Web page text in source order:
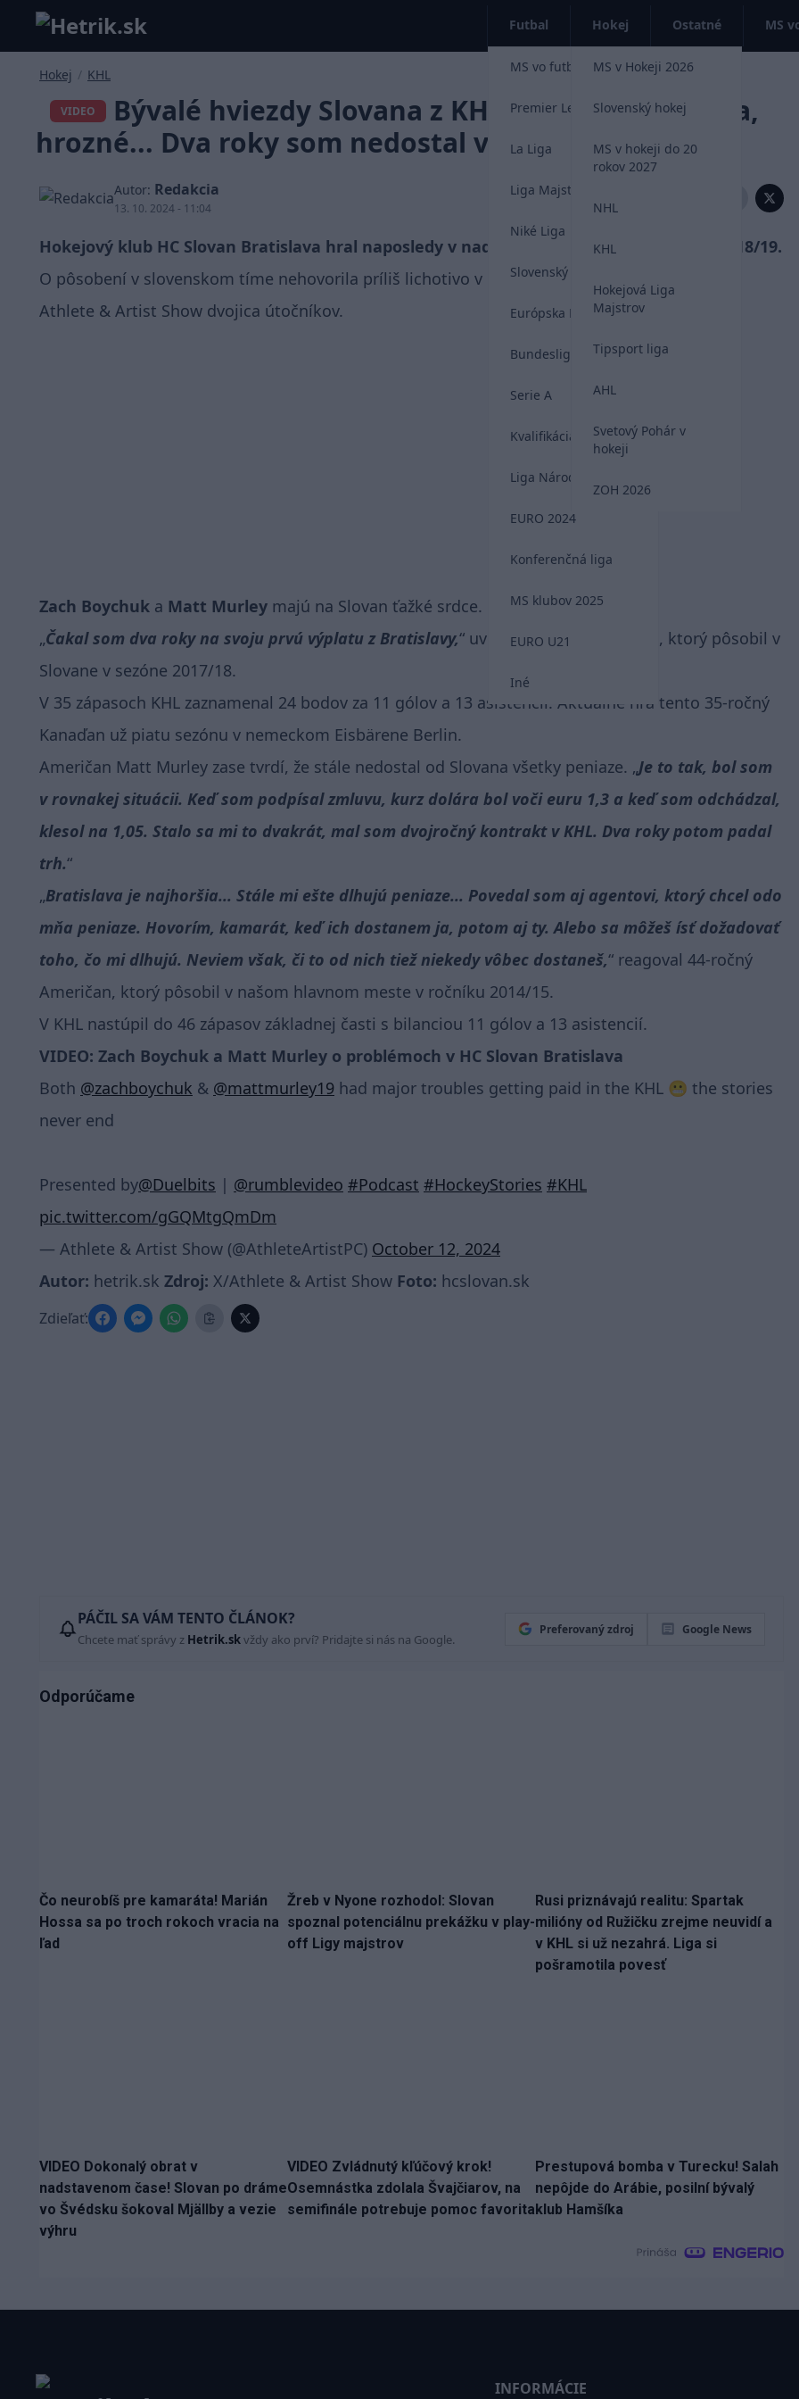
Futbal
MS vo futbale 2026
Premier League
La Liga
Liga Majstrov
Niké Liga
Slovenský futbal
Európska Liga
Bundesliga
Serie A
Kvalifikácia MS 2026
Liga Národov
EURO 2024
Konferenčná liga
MS klubov 2025
EURO U21
Iné
Hokej
MS v Hokeji 2026
Slovenský hokej
MS v hokeji do 20
rokov 2027
NHL
KHL
Hokejová Liga
Majstrov
Tipsport liga
AHL
Svetový Pohár v
hokeji
ZOH 2026
Ostatné MS
Hokej / KHL
VIDEO
Bývalé hviezdy Slovana z KHL šokujú: Bratislava,
hrozné... Dva roky som nedostal výplatu
Autor: Redakcia
13. 10. 2024 - 11:04
Zdieľať:
Hokejový klub HC Slovan Bratislava hral naposledy v nadnárodnej KHL ešte v sezóne 2018/19.
O pôsobení v slovenskom tíme nehovorila príliš lichotivo v najnovšom zámorskom podcaste
Athlete & Artist Show dvojica útočníkov.
Zach Boychuk a Matt Murley majú na Slovan ťažké srdce.
Čakal som dva roky na svoju prvú výplatu z Bratislavy, uviedol na úvod Boychuk, ktorý pôsobil v
Slovane v sezóne 2017/18.
V 35 zápasoch KHL zaznamenal 24 bodov za 11 gólov a 13 asistencií. Aktuálne hrá tento 35-ročný
Kanaďan už piatu sezónu v nemeckom Eisbärene Berlin.
Američan Matt Murley zase tvrdí, že stále nedostal od Slovana všetky peniaze. Je to tak, bol som
v rovnakej situácii. Keď som podpísal zmluvu, kurz dolára bol voči euru 1,3 a keď som odchádzal,
klesol na 1,05. Stalo sa mi to dvakrát, mal som dvojročný kontrakt v KHL. Dva roky potom padal
trh.
Bratislava je najhoršia... Stále mi ešte dlhujú peniaze... Povedal som aj agentovi, ktorý chcel odo
mňa peniaze. Hovorím, kamarát, keď ich dostanem ja, potom aj ty. Alebo sa môžeš ísť dožadovať
toho, čo mi dlhujú. Neviem však, či to od nich tiež niekedy vôbec dostaneš, reagoval 44-ročný
Američan, ktorý pôsobil v našom hlavnom meste v ročníku 2014/15.
V KHL nastúpil do 46 zápasov základnej časti s bilanciou 11 gólov a 13 asistencií.
VIDEO: Zach Boychuk a Matt Murley o problémoch v HC Slovan Bratislava
Both @zachboychuk & @mattmurley19 had major troubles getting paid in the KHL 😬 the stories
never end
Presented by@Duelbits | @rumblevideo #Podcast #HockeyStories #KHL
pic.twitter.com/gGQMtgQmDm
— Athlete & Artist Show (@AthleteArtistPC) October 12, 2024
Autor: hetrik.sk Zdroj: X/Athlete & Artist Show Foto: hcslovan.sk
Zdieľať:
PÁČIL SA VÁM TENTO ČLÁNOK?
Chcete mať správy z Hetrik.skvždy ako prví? Pridajte si nás na Google.
Preferovaný zdroj Google News
Odporúčame
Čo neurobíš pre kamaráta! Marián
Hossa sa po troch rokoch vracia na
ľad
Žreb v Nyone rozhodol: Slovan
spoznal potenciálnu prekážku v play-
off Ligy majstrov
Rusi priznávajú realitu: Spartak
milióny od Ružičku zrejme neuvidí a
v KHL si už nezahrá. Liga si
pošramotila povesť
VIDEO Dokonalý obrat v
nadstavenom čase! Slovan po dráme
vo Švédsku šokoval Mjällby a vezie
výhru
VIDEO Zvládnutý kľúčový krok!
Osemnástka zdolala Švajčiarov, na
semifinále potrebuje pomoc favorita
Prestupová bomba v Turecku! Salah
nepôjde do Arábie, posilní bývalý
klub Hamšíka
INFORMÁCIE